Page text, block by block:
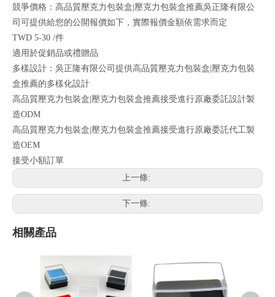
競爭價格：高品質壓克力包裝盒|壓克力包裝盒推薦吳正隆有限公
司可提供給您的公開報價如下，實際報價金額依需求而定
TWD 5-30 /件
適用於促銷品或禮贈品
多樣設計：吳正隆有限公司提供高品質壓克力包裝盒|壓克力包裝
盒推薦的多樣化設計
高品質壓克力包裝盒|壓克力包裝盒推薦接受進行原廠委託設計製
造ODM
高品質壓克力包裝盒|壓克力包裝盒推薦接受進行原廠委託代工製
造OEM
接受小額訂單
上一條:
下一條:
相關產品